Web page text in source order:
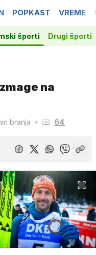
POPKAST VREME
športi Drugi športi
na
branja 64